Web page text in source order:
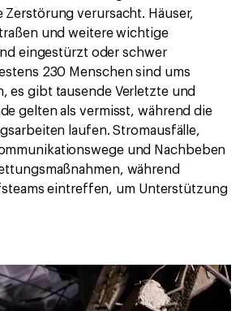
Zerstörung verursacht. Häuser,
und weitere wichtige
eingestürzt oder schwer
230 Menschen sind ums
es gibt tausende Verletzte und
gelten als vermisst, während die
laufen. Stromausfälle,
und Nachbeben
während
eintreffen, um Unterstützung